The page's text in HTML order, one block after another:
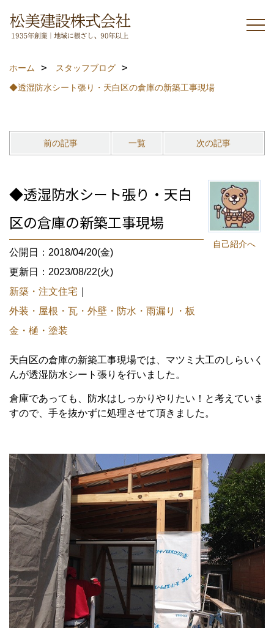
ホーム
スタッフブログ
◆透湿防水シート張り・天白区の倉庫の新築工事現場
前の記事 一覧 次の記事
自己紹介へ
◆透湿防水シート張り・天白
区の倉庫の新築工事現場
公開日：2018/04/20(金)
更新日：2023/08/22(火)
新築・注文住宅
外装・屋根・瓦・外壁・防水・雨漏り・板
金・樋・塗装
天白区の倉庫の新築工事現場では、マツミ大工のしらいく
んが透湿防水シート張りを行いました。
倉庫であっても、防水はしっかりやりたい！と考えていま
すので、手を抜かずに処理させて頂きました。